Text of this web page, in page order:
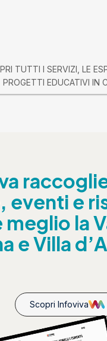
TUTTI I SERVIZI, LE
PROGETTI EDUCATIVI IN
eventi e
la
e Villa
Scopri Infoviva